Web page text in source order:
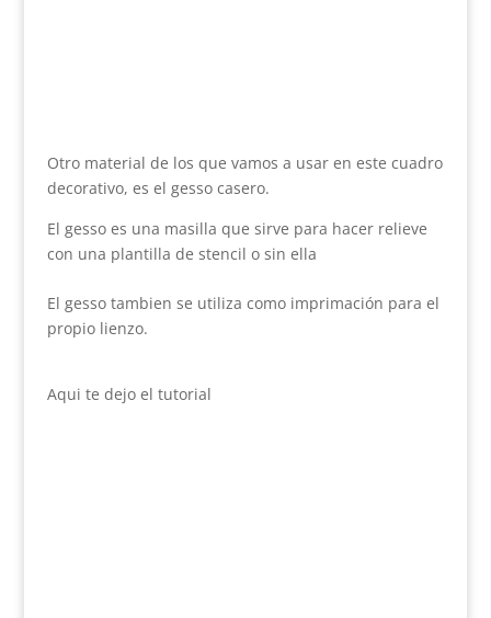
Otro material de los que vamos a usar en este cuadro
decorativo, es el gesso casero.
El gesso es una masilla que sirve para hacer relieve
con una plantilla de stencil o sin ella
El gesso tambien se utiliza como imprimación para el
propio lienzo.
Aqui te dejo el tutorial